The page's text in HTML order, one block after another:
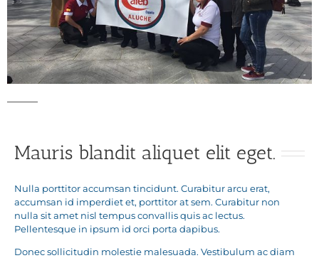
Mauris blandit aliquet elit eget.
Nulla porttitor accumsan tincidunt. Curabitur arcu erat,
accumsan id imperdiet et, porttitor at sem. Curabitur non
nulla sit amet nisl tempus convallis quis ac lectus.
Pellentesque in ipsum id orci porta dapibus.
Donec sollicitudin molestie malesuada. Vestibulum ac diam